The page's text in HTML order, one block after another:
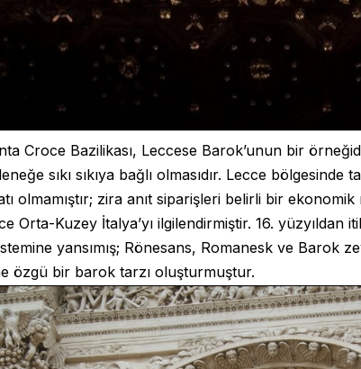
Croce Bazilikası, Leccese Barok’unun bir
sıkı sıkıya bağlı olmasıdır. Lecce bölgesinde
olmamıştır; zira anıt siparişleri belirli bir
Orta-Kuzey İtalya’yı ilgilendirmiştir. 16. yüzyıldan
yansımış; Rönesans, Romanesk ve Barok
özgü bir barok tarzı oluşturmuştur.